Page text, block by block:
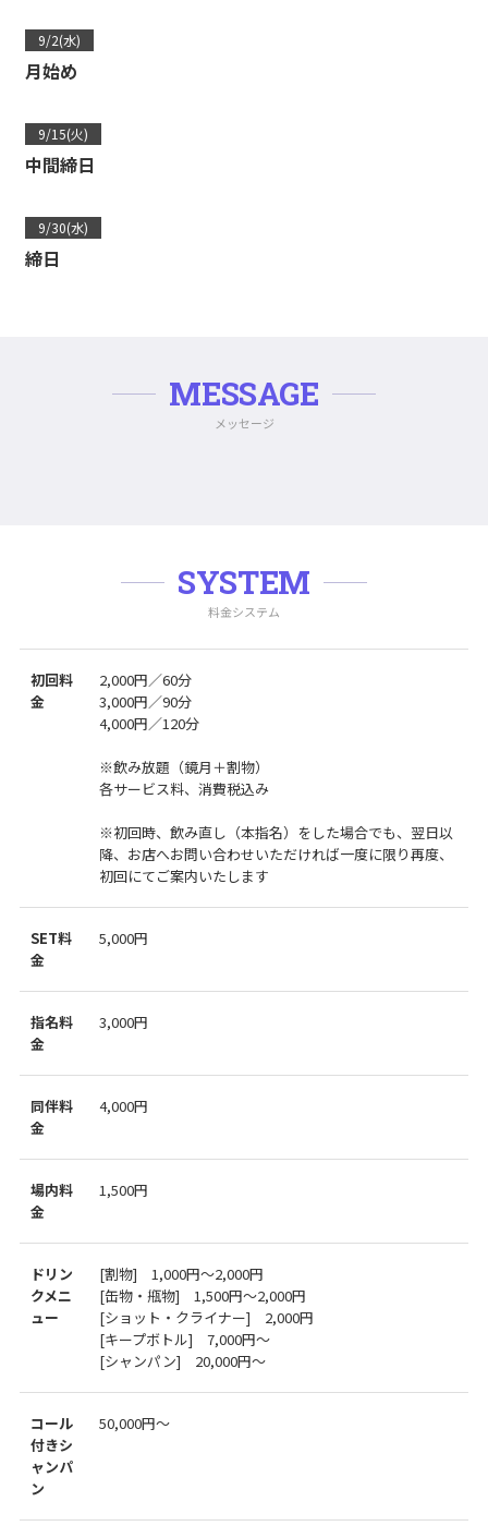
9/2(水)
月始め
9/15(火)
中間締日
9/30(水)
締日
MESSAGE
メッセージ
SYSTEM
料金システム
初回料
金
2,000円／60分
3,000円／90分
4,000円／120分
※飲み放題（鏡月＋割物）
各サービス料、消費税込み
※初回時、飲み直し（本指名）をした場合でも、翌日以
降、お店へお問い合わせいただければ一度に限り再度、
初回にてご案内いたします
SET料
金
5,000円
指名料
金
3,000円
同伴料
金
4,000円
場内料
金
1,500円
ドリン
クメニ
ュー
[割物] 1,000円～2,000円
[缶物・甁物] 1,500円～2,000円
[ショット・クライナー] 2,000円
[キープボトル] 7,000円～
[シャンパン] 20,000円～
コール
付きシ
ャンパ
ン
50,000円～